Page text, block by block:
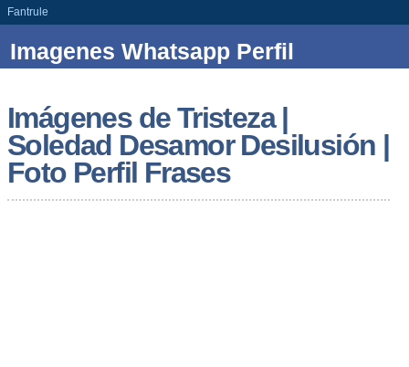
Fantrule
Imagenes Whatsapp Perfil
Imágenes de Tristeza |
Soledad Desamor Desilusión |
Foto Perfil Frases